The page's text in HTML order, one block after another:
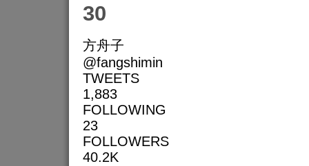
30
方舟子
@fangshimin
TWEETS
1,883
FOLLOWING
23
FOLLOWERS
40.2K